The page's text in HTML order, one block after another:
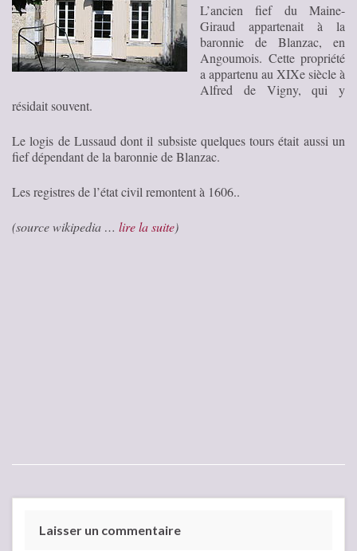
L’ancien fief du Maine-
Giraud appartenait à la
baronnie de Blanzac, en
Angoumois. Cette propriété
a appartenu au XIXe siècle à
Alfred de Vigny, qui y
résidait souvent.
Le logis de Lussaud dont il subsiste quelques tours était aussi un
fief dépendant de la baronnie de Blanzac.
Les registres de l’état civil remontent à 1606..
(source wikipedia … lire la suite)
Laisser un commentaire